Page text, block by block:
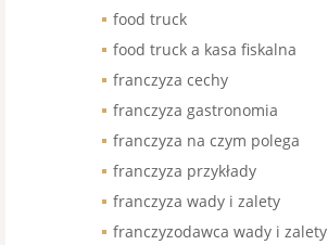
food truck
food truck a kasa fiskalna
franczyza cechy
franczyza gastronomia
franczyza na czym polega
franczyza przykłady
franczyza wady i zalety
franczyzodawca wady i zalety